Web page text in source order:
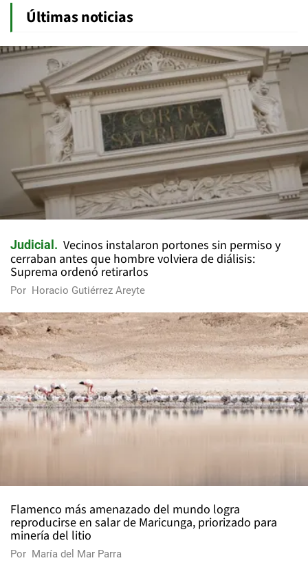
Últimas noticias
Judicial
Vecinos instalaron portones sin permiso y
cerraban antes que hombre volviera de diálisis:
Suprema ordenó retirarlos
Por Horacio Gutiérrez Areyte
Flamenco más amenazado del mundo logra
reproducirse en salar de Maricunga, priorizado para
minería del litio
Por María del Mar Parra